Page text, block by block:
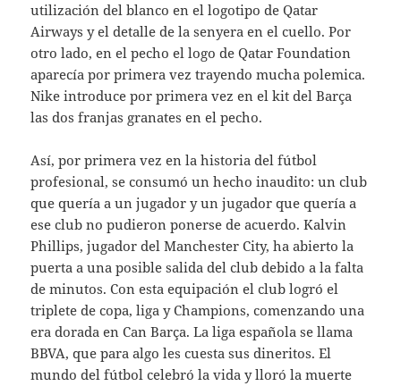
utilización del blanco en el logotipo de Qatar
Airways y el detalle de la senyera en el cuello. Por
otro lado, en el pecho el logo de Qatar Foundation
aparecía por primera vez trayendo mucha polemica.
Nike introduce por primera vez en el kit del Barça
las dos franjas granates en el pecho.
Así, por primera vez en la historia del fútbol
profesional, se consumó un hecho inaudito: un club
que quería a un jugador y un jugador que quería a
ese club no pudieron ponerse de acuerdo. Kalvin
Phillips, jugador del Manchester City, ha abierto la
puerta a una posible salida del club debido a la falta
de minutos. Con esta equipación el club logró el
triplete de copa, liga y Champions, comenzando una
era dorada en Can Barça. La liga española se llama
BBVA, que para algo les cuesta sus dineritos. El
mundo del fútbol celebró la vida y lloró la muerte